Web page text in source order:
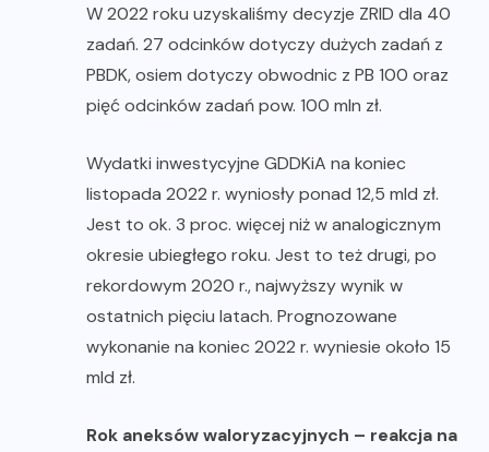
W 2022 roku uzyskaliśmy decyzje ZRID dla 40
zadań. 27 odcinków dotyczy dużych zadań z
PBDK, osiem dotyczy obwodnic z PB 100 oraz
pięć odcinków zadań pow. 100 mln zł.
Wydatki inwestycyjne GDDKiA na koniec
listopada 2022 r. wyniosły ponad 12,5 mld zł.
Jest to ok. 3 proc. więcej niż w analogicznym
okresie ubiegłego roku. Jest to też drugi, po
rekordowym 2020 r., najwyższy wynik w
ostatnich pięciu latach. Prognozowane
wykonanie na koniec 2022 r. wyniesie około 15
mld zł.
Rok aneksów waloryzacyjnych – reakcja na